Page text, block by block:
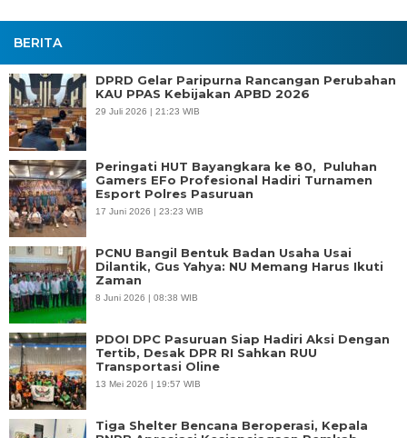
BERITA
DPRD Gelar Paripurna Rancangan Perubahan
KAU PPAS Kebijakan APBD 2026
29 Juli 2026 | 21:23 WIB
Peringati HUT Bayangkara ke 80, Puluhan
Gamers EFo Profesional Hadiri Turnamen
Esport Polres Pasuruan
17 Juni 2026 | 23:23 WIB
PCNU Bangil Bentuk Badan Usaha Usai
Dilantik, Gus Yahya: NU Memang Harus Ikuti
Zaman
8 Juni 2026 | 08:38 WIB
PDOI DPC Pasuruan Siap Hadiri Aksi Dengan
Tertib, Desak DPR RI Sahkan RUU
Transportasi Oline
13 Mei 2026 | 19:57 WIB
Tiga Shelter Bencana Beroperasi, Kepala